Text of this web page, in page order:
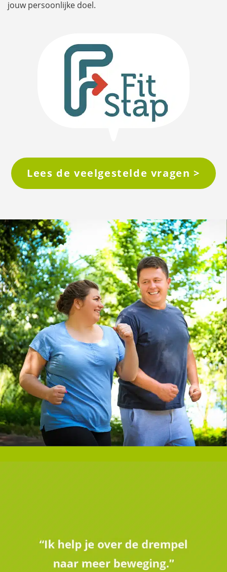
jouw persoonlijke doel.
Lees de veelgestelde vragen >